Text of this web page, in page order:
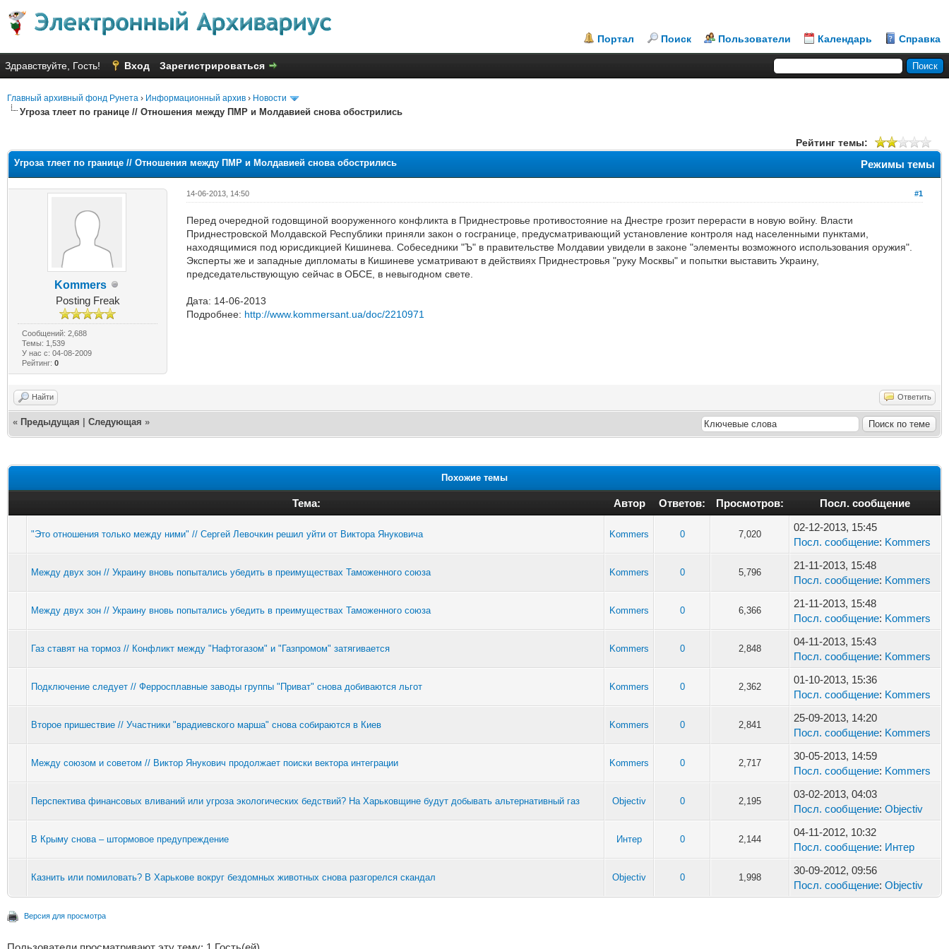
Портал Поиск Пользователи Календарь Справка
Здравствуйте, Гость! Вход Зарегистрироваться
Главный архивный фонд Рунета › Информационный архив › Новости
Угроза тлеет по границе // Отношения между ПМР и Молдавией снова обострились
Рейтинг темы:
Режимы темы
Угроза тлеет по границе // Отношения между ПМР и Молдавией снова обострились
Kommers
Posting Freak
Сообщений: 2,688
Темы: 1,539
У нас с: 04-08-2009
Рейтинг:0
#1
14-06-2013, 14:50
Перед очередной годовщиной вооруженного конфликта в Приднестровье противостояние на Днестре грозит перерасти в новую войну. Власти
Приднестровской Молдавской Республики приняли закон о госгранице, предусматривающий установление контроля над населенными пунктами,
находящимися под юрисдикцией Кишинева. Собеседники "Ъ" в правительстве Молдавии увидели в законе "элементы возможного использования оружия".
Эксперты же и западные дипломаты в Кишиневе усматривают в действиях Приднестровья "руку Москвы" и попытки выставить Украину,
председательствующую сейчас в ОБСЕ, в невыгодном свете.
Дата: 14-06-2013
Подробнее: http://www.kommersant.ua/doc/2210971
Найти Ответить
« Предыдущая Следующая »
Похожие темы
Тема: Автор Ответов: Просмотров: Посл. сообщение
"Это отношения только между ними" // Сергей Левочкин решил уйти от Виктора Януковича Kommers 0 7,020
02-12-2013, 15:45
Посл. сообщение: Kommers
Между двух зон // Украину вновь попытались убедить в преимуществах Таможенного союза Kommers 0 5,796
21-11-2013, 15:48
Посл. сообщение: Kommers
Между двух зон // Украину вновь попытались убедить в преимуществах Таможенного союза Kommers 0 6,366
21-11-2013, 15:48
Посл. сообщение: Kommers
Газ ставят на тормоз // Конфликт между "Нафтогазом" и "Газпромом" затягивается Kommers 0 2,848
04-11-2013, 15:43
Посл. сообщение: Kommers
Подключение следует // Ферросплавные заводы группы "Приват" снова добиваются льгот Kommers 0 2,362
01-10-2013, 15:36
Посл. сообщение: Kommers
Второе пришествие // Участники "врадиевского марша" снова собираются в Киев Kommers 0 2,841
25-09-2013, 14:20
Посл. сообщение: Kommers
Между союзом и советом // Виктор Янукович продолжает поиски вектора интеграции Kommers 0 2,717
30-05-2013, 14:59
Посл. сообщение: Kommers
Перспектива финансовых вливаний или угроза экологических бедствий? На Харьковщине будут добывать альтернативный газ Objectiv 0 2,195
03-02-2013, 04:03
Посл. сообщение: Objectiv
В Крыму снова – штормовое предупреждение Интер 0 2,144
04-11-2012, 10:32
Посл. сообщение: Интер
Казнить или помиловать? В Харькове вокруг бездомных животных снова разгорелся скандал Objectiv 0 1,998
30-09-2012, 09:56
Посл. сообщение: Objectiv
Версия для просмотра